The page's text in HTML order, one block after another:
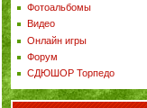
Фотоальбомы
Видео
Онлайн игры
Форум
СДЮШОР Торпедо